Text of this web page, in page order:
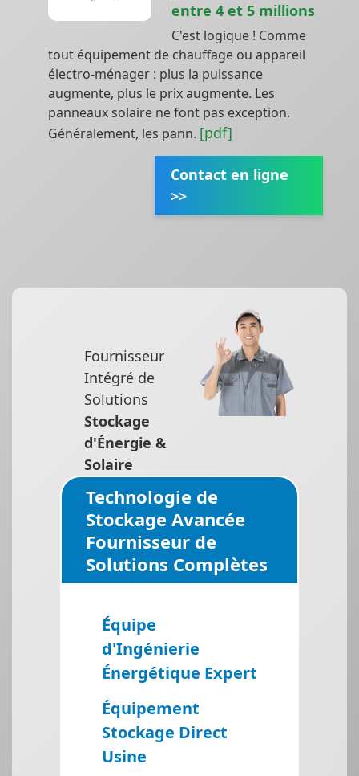
entre 4 et 5 millions
C'est logique ! Comme
tout équipement de chauffage ou appareil
électro-ménager : plus la puissance
augmente, plus le prix augmente. Les
panneaux solaire ne font pas exception.
Généralement, les pann. [pdf]
Contact en ligne
>>
Fournisseur
Intégré de
Solutions
Stockage
d'Énergie &
Solaire
Technologie de
Stockage Avancée
Fournisseur de
Solutions Complètes
Équipe
d'Ingénierie
Énergétique Expert
Équipement
Stockage Direct
Usine